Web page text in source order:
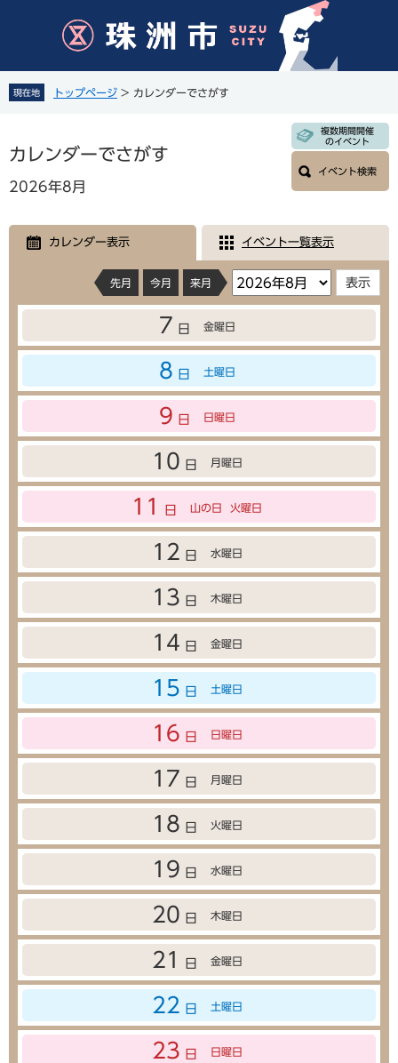
先
頭
。
を
飛
て
文
現在地 トップページ > カレンダーでさがす
文
カレンダーでさがす
複数期間開催
のイベント
イベント検索
2026年8月
カレンダー表示 イベント一覧表示
先月 今月 来月
7 日 金曜日
8 日 土曜日
9 日 日曜日
10 日 月曜日
11 日 山の日 火曜日
12 日 水曜日
13 日 木曜日
14 日 金曜日
15 日 土曜日
16 日 日曜日
17 日 月曜日
18 日 火曜日
19 日 水曜日
20 日 木曜日
21 日 金曜日
22 日 土曜日
23 日 日曜日